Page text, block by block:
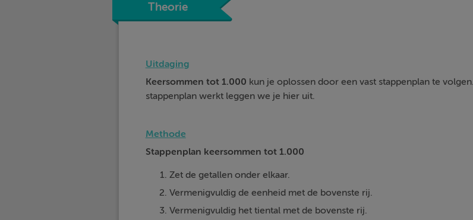
Theorie
Uitdaging
Keersommen tot 1.000 kun je oplossen door een vast stappenplan te
stappenplan werkt leggen we je hier uit.
Methode
Stappenplan keersommen tot 1.000
Zet de getallen onder elkaar.
Vermenigvuldig de eenheid met de bovenste rij.
Vermenigvuldig het tiental met de bovenste rij.